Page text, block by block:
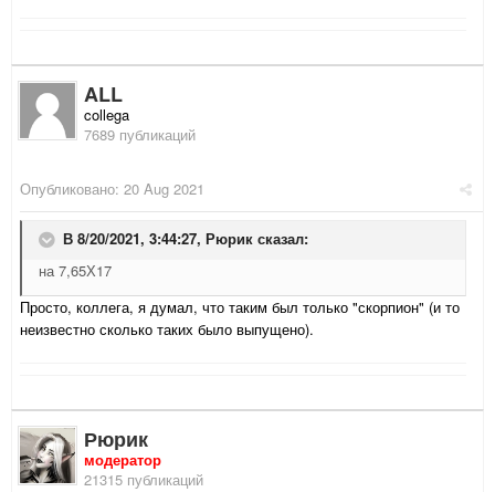
ALL
collega
7689 публикаций
Опубликовано: 20 Aug 2021
В 8/20/2021, 3:44:27, Рюрик сказал:
на 7,65Х17
Просто, коллега, я думал, что таким был только "скорпион" (и то
неизвестно сколько таких было выпущено).
Рюрик
модератор
21315 публикаций